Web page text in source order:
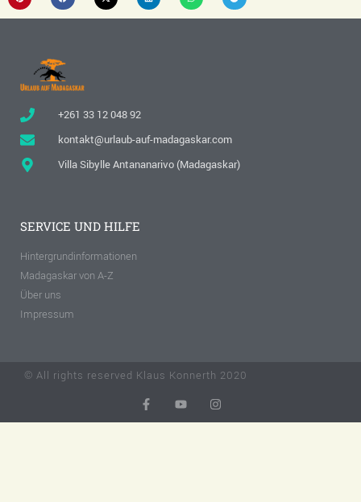
+261 33 12 048 92
kontakt@urlaub-auf-madagaskar.com
Villa Sibylle Antananarivo (Madagaskar)
SERVICE UND HILFE
Hintergrundinformationen
Madagaskar von A-Z
Über uns
Impressum
© All rights reserved Klaus Konnerth 2020